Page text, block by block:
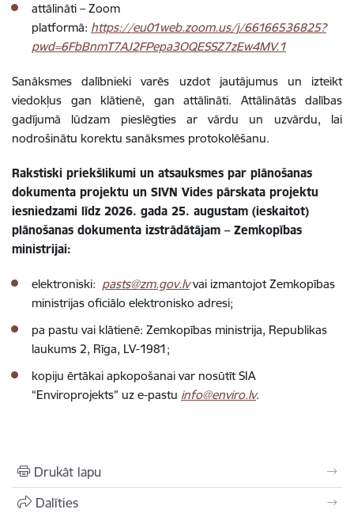
attālināti – Zoom
platformā: https://eu01web.zoom.us/j/66166536825?
pwd=6FbBnmT7AJ2FPepa3OQESSZ7zEw4MV.1
Sanāksmes dalībnieki varēs uzdot jautājumus un izteikt
viedokļus gan klātienē, gan attālināti. Attālinātās dalības
gadījumā lūdzam pieslēgties ar vārdu un uzvārdu, lai
nodrošinātu korektu sanāksmes protokolēšanu.
Rakstiski priekšlikumi un atsauksmes par plānošanas
dokumenta projektu un SIVN Vides pārskata projektu
iesniedzami līdz 2026. gada 25. augustam (ieskaitot)
plānošanas dokumenta izstrādātājam – Zemkopības
ministrijai:
elektroniski: pasts@zm.gov.lv vai izmantojot Zemkopības
ministrijas oficiālo elektronisko adresi;
pa pastu vai klātienē: Zemkopības ministrija, Republikas
laukums 2, Rīga, LV-1981;
kopiju ērtākai apkopošanai var nosūtīt SIA
“Enviroprojekts” uz e-pastu info@enviro.lv.
Drukāt lapu
Dalīties